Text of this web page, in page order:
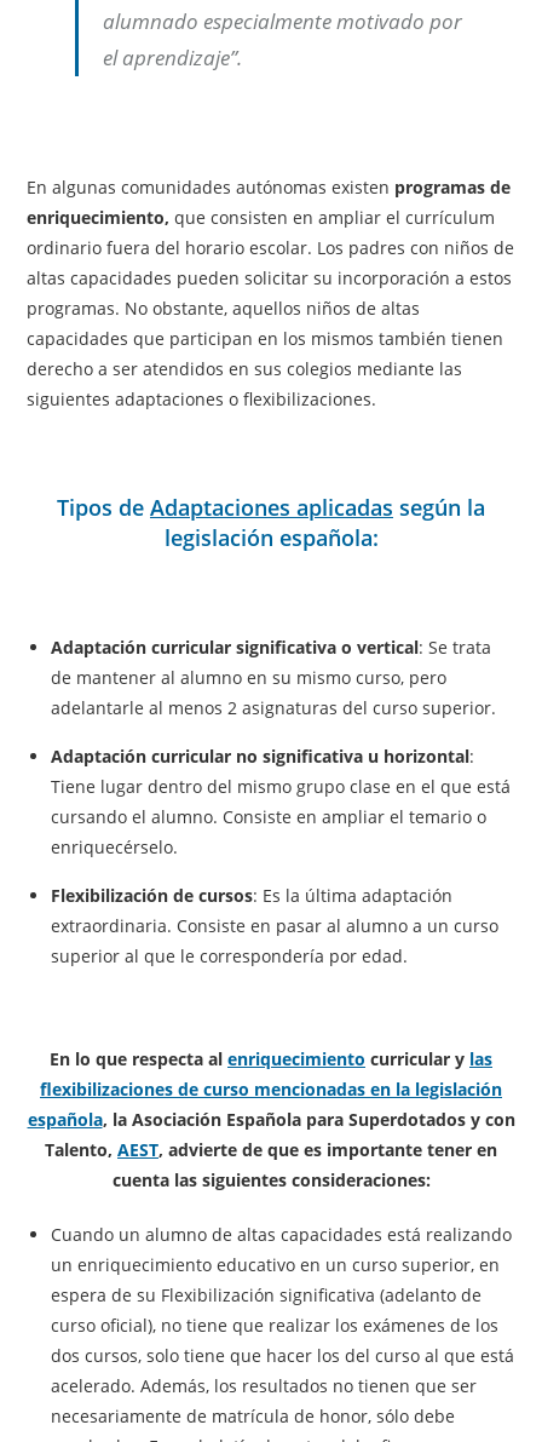
alumnado especialmente motivado por
el aprendizaje”.
En algunas comunidades autónomas existen programas de
enriquecimiento, que consisten en ampliar el currículum
ordinario fuera del horario escolar. Los padres con niños de
altas capacidades pueden solicitar su incorporación a estos
programas. No obstante, aquellos niños de altas
capacidades que participan en los mismos también tienen
derecho a ser atendidos en sus colegios mediante las
siguientes adaptaciones o flexibilizaciones.
Tipos de Adaptaciones aplicadas según la
legislación española:
Adaptación curricular significativa o vertical: Se trata
de mantener al alumno en su mismo curso, pero
adelantarle al menos 2 asignaturas del curso superior.
Adaptación curricular no significativa u horizontal:
Tiene lugar dentro del mismo grupo clase en el que está
cursando el alumno. Consiste en ampliar el temario o
enriquecérselo.
Flexibilización de cursos: Es la última adaptación
extraordinaria. Consiste en pasar al alumno a un curso
superior al que le correspondería por edad.
En lo que respecta al enriquecimiento curricular y las
flexibilizaciones de curso mencionadas en la legislación
española, la Asociación Española para Superdotados y con
Talento, AEST, advierte de que es importante tener en
cuenta las siguientes consideraciones:
Cuando un alumno de altas capacidades está realizando
un enriquecimiento educativo en un curso superior, en
espera de su Flexibilización significativa (adelanto de
curso oficial), no tiene que realizar los exámenes de los
dos cursos, solo tiene que hacer los del curso al que está
acelerado. Además, los resultados no tienen que ser
necesariamente de matrícula de honor, sólo debe